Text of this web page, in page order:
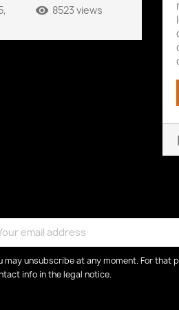
remove_red_eye 8523 views
may unsubscribe at any moment. For that
info in the legal notice.